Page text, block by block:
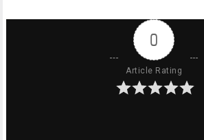
0
Article Rating